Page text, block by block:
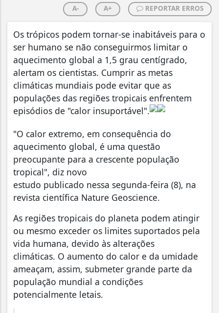
A- A+ REPORTAR ERROS
Os trópicos podem tornar-se inabitáveis para o
ser humano se não conseguirmos limitar o
aquecimento global a 1,5 grau centígrado,
alertam os cientistas. Cumprir as metas
climáticas mundiais pode evitar que as
populações das regiões tropicais enfrentem
episódios de "calor insuportável".
"O calor extremo, em consequência do
aquecimento global, é uma questão
preocupante para a crescente população
tropical", diz novo
estudo publicado nessa segunda-feira (8), na
revista científica Nature Geoscience.
As regiões tropicais do planeta podem atingir
ou mesmo exceder os limites suportados pela
vida humana, devido às alterações
climáticas. O aumento do calor e da umidade
ameaçam, assim, submeter grande parte da
população mundial a condições
potencialmente letais.